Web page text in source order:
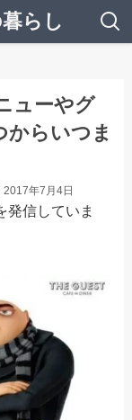
らし
ューやグ
からいつま
2017年7月4日
発信していま